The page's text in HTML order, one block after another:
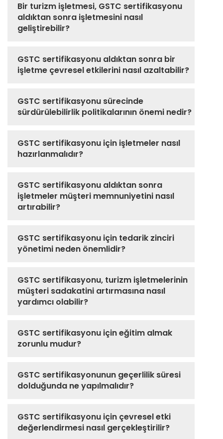
Bir turizm işletmesi, GSTC sertifikasyonu
aldıktan sonra işletmesini nasıl
geliştirebilir?
GSTC sertifikasyonu aldıktan sonra bir
işletme çevresel etkilerini nasıl azaltabilir?
GSTC sertifikasyonu sürecinde
sürdürülebilirlik politikalarının önemi nedir?
GSTC sertifikasyonu için işletmeler nasıl
hazırlanmalıdır?
GSTC sertifikasyonu aldıktan sonra
işletmeler müşteri memnuniyetini nasıl
artırabilir?
GSTC sertifikasyonu için tedarik zinciri
yönetimi neden önemlidir?
GSTC sertifikasyonu, turizm işletmelerinin
müşteri sadakatini artırmasına nasıl
yardımcı olabilir?
GSTC sertifikasyonu için eğitim almak
zorunlu mudur?
GSTC sertifikasyonunun geçerlilik süresi
dolduğunda ne yapılmalıdır?
GSTC sertifikasyonu için çevresel etki
değerlendirmesi nasıl gerçekleştirilir?